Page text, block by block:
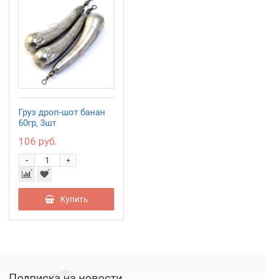
Груз дроп-шот банан
60гр, 3шт
106 руб.
+
-
Купить